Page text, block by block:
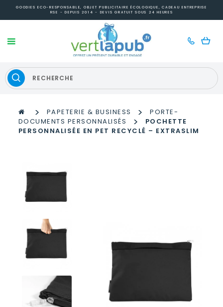
GOODIES ECO-RESPONSABLE, OBJET PUBLICITAIRE ÉCOLOGIQUE, CADEAU ENTREPRISE
RSE - DEPUIS 2014 - DEVIS GRATUIT SOUS 24 HEURES
> PAPETERIE & BUSINESS >
PORTE-
DOCUMENTS PERSONNALISÉS
>
POCHETTE
PERSONNALISÉE EN PET RECYCLÉ – EXTRASLIM